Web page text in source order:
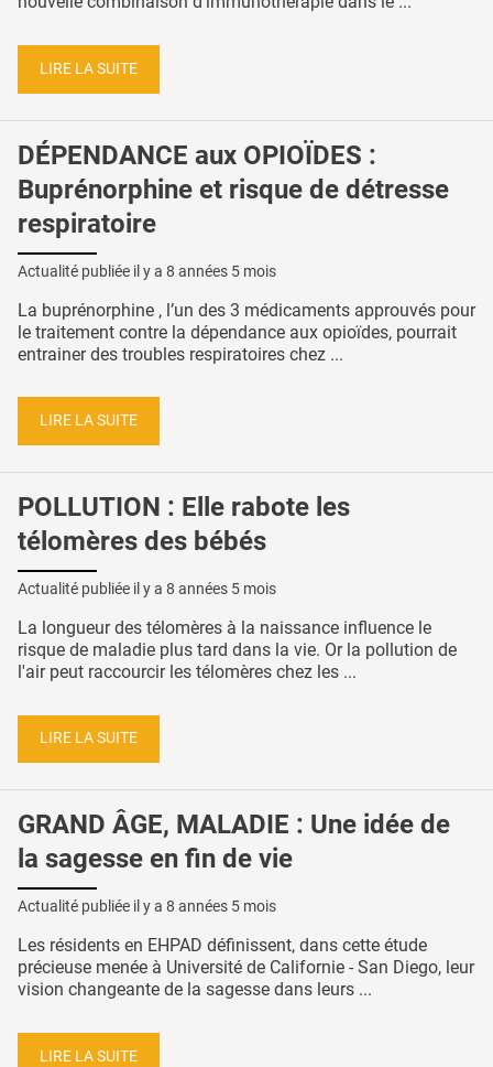
LIRE LA SUITE
DÉPENDANCE aux OPIOÏDES :
Buprénorphine et risque de détresse
respiratoire
Actualité publiée il y a 8 années 5 mois
La buprénorphine , l’un des 3 médicaments approuvés pour
le traitement contre la dépendance aux opioïdes, pourrait
entrainer des troubles respiratoires chez ...
LIRE LA SUITE
POLLUTION : Elle rabote les
télomères des bébés
Actualité publiée il y a 8 années 5 mois
La longueur des télomères à la naissance influence le
risque de maladie plus tard dans la vie. Or la pollution de
l'air peut raccourcir les télomères chez les ...
LIRE LA SUITE
GRAND ÂGE, MALADIE : Une idée de
la sagesse en fin de vie
Actualité publiée il y a 8 années 5 mois
Les résidents en EHPAD définissent, dans cette étude
précieuse menée à Université de Californie - San Diego, leur
vision changeante de la sagesse dans leurs ...
LIRE LA SUITE